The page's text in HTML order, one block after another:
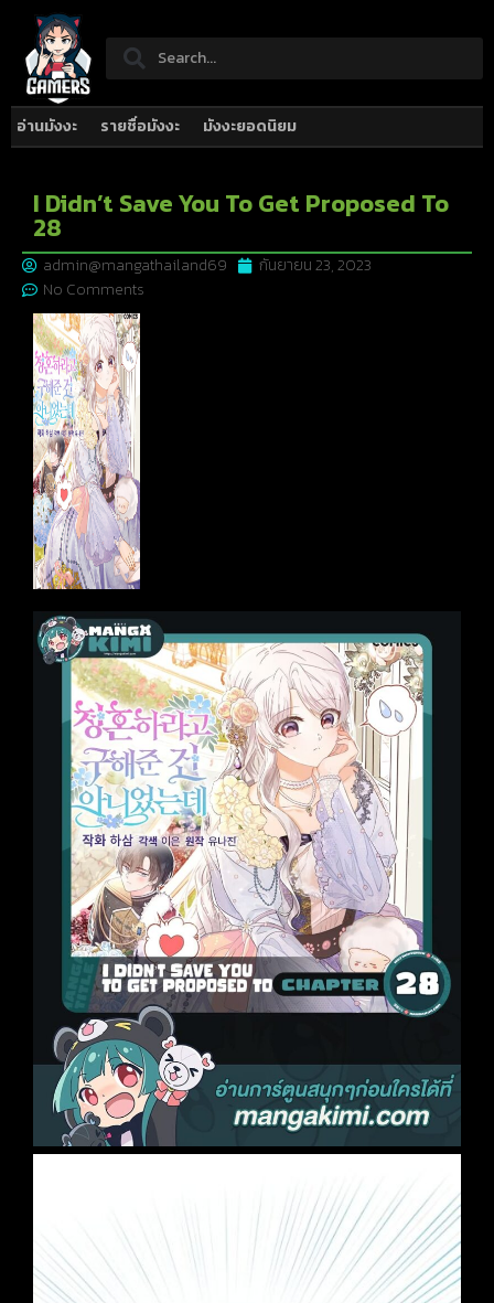
อ่านมังงะ รายชื่อมังงะ มังงะยอดนิยม
I Didn’t Save You To Get Proposed To
28
admin@mangathailand69
กันยายน 23, 2023
No Comments